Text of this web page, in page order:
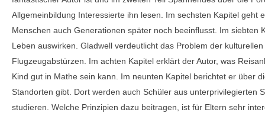
Allgemeinbildung Interessierte ihn lesen. Im sechsten Kapitel geht
Menschen auch Generationen später noch beeinflusst. Im
Leben auswirken. Gladwell verdeutlicht das Problem der
Flugzeugabstürzen. Im achten Kapitel erklärt der Autor, was
Kind gut in Mathe sein kann. Im neunten Kapitel berichtet er über
Standorten gibt. Dort werden auch Schüler aus unterprivilegierten
studieren. Welche Prinzipien dazu beitragen, ist für Eltern sehr